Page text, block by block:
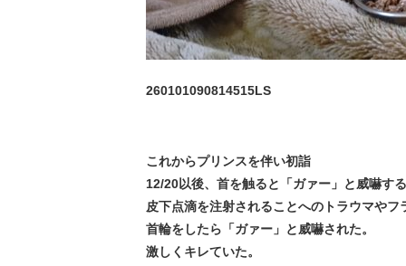
260101090814515LS
これからプリンスを伴い初詣
12/20以後、首を触ると「ガァー」と威嚇す
皮下点滴を注射されることへのトラウマや
首輪をしたら「ガァー」と威嚇された。
激しくキレていた。